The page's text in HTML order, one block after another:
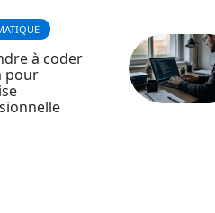
à coder
pour